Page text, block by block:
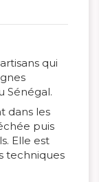
qui
Sénégal.
dans les
puis
Elle est
techniques